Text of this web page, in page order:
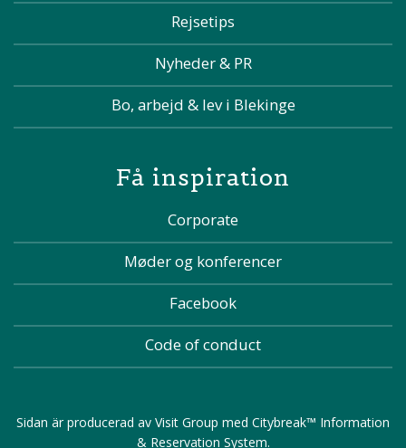
Rejsetips
Nyheder & PR
Bo, arbejd & lev i Blekinge
Få inspiration
Corporate
Møder og konferencer
Facebook
Code of conduct
Sidan är producerad av Visit Group med Citybreak™ Information
& Reservation System.